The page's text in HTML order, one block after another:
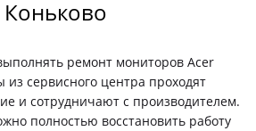
Коньково
ремонт мониторов Acer
из сервисного центра проходят
и сотрудничают с производителем.
полностью восстановить работу